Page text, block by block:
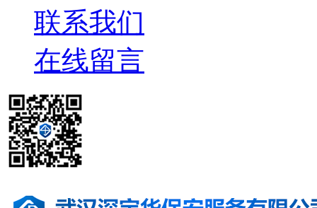
联系我们
在线留言